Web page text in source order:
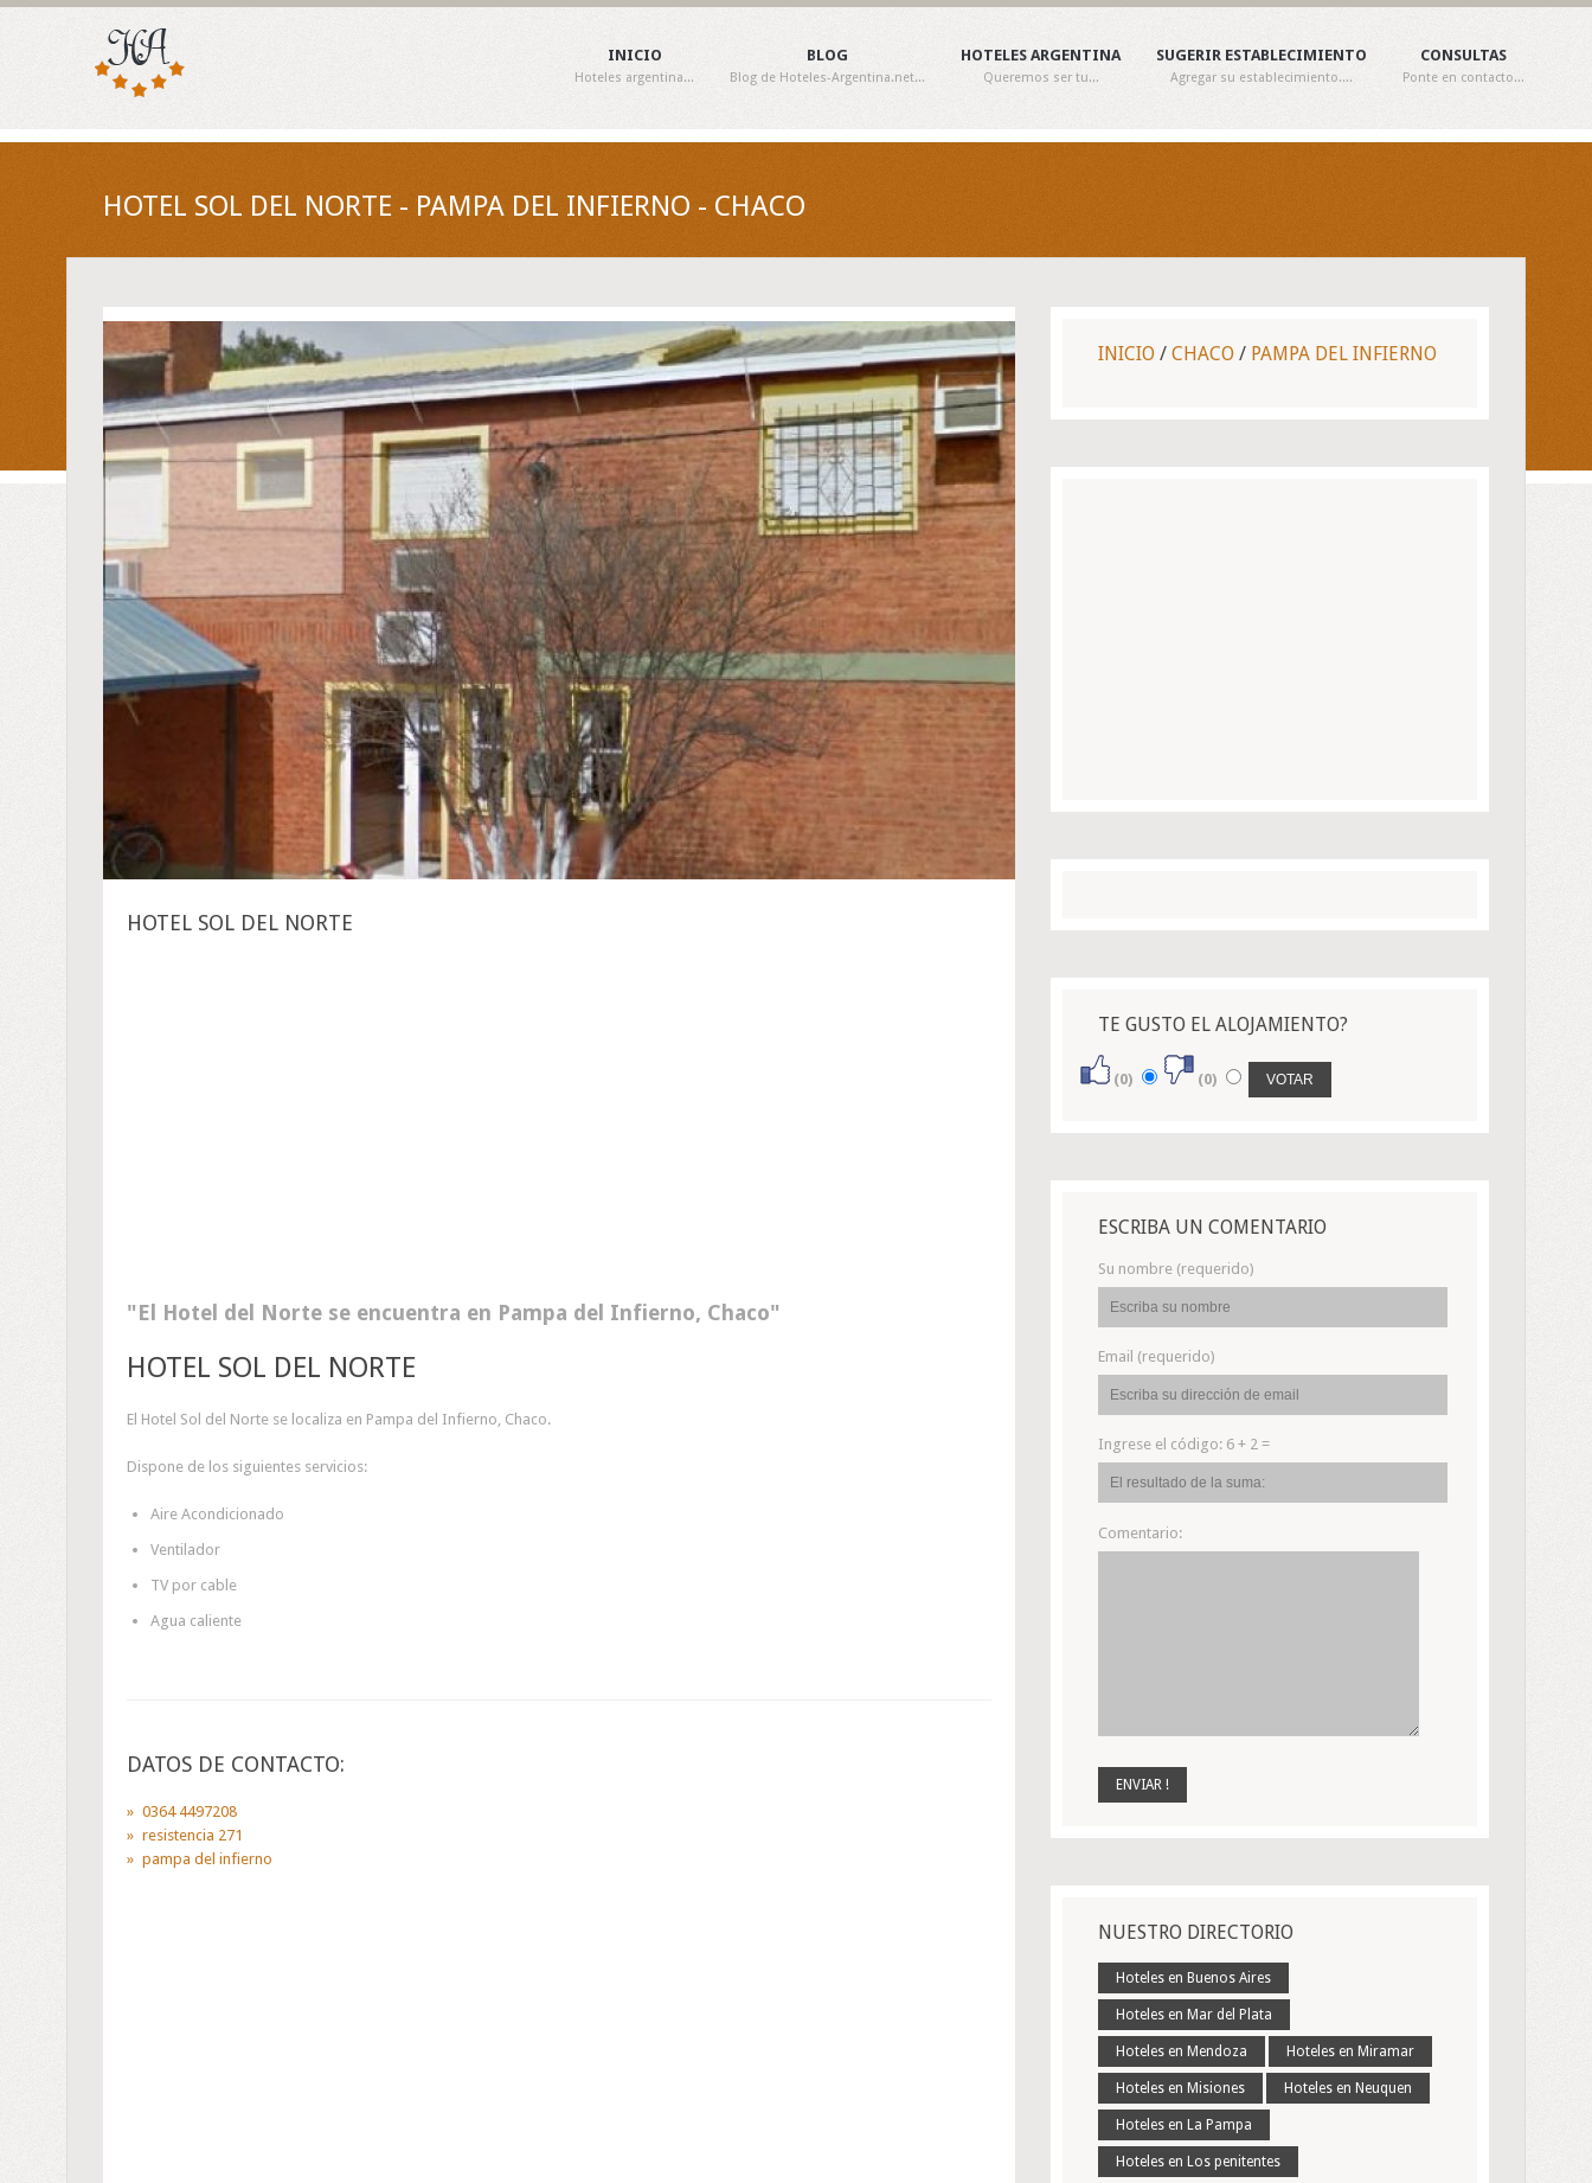
INICIO
Hoteles argentina...
BLOG
Blog de Hoteles-Argentina.net...
HOTELES ARGENTINA
Queremos ser tu...
SUGERIR ESTABLECIMIENTO
Agregar su establecimiento....
CONSULTAS
Ponte en contacto...
HOTEL SOL DEL NORTE - PAMPA DEL INFIERNO - CHACO
HOTEL SOL DEL NORTE
El Hotel del Norte se encuentra en Pampa del Infierno, Chaco
HOTEL SOL DEL NORTE
El Hotel Sol del Norte se localiza en Pampa del Infierno, Chaco.
Dispone de los siguientes servicios:
Aire Acondicionado
Ventilador
TV por cable
Agua caliente
DATOS DE CONTACTO:
0364 4497208
resistencia 271
pampa del infierno
INICIO / CHACO / PAMPA DEL INFIERNO
TE GUSTO EL ALOJAMIENTO?
(0) (0)
ESCRIBA UN COMENTARIO
Su nombre (requerido)
Email (requerido)
Ingrese el código: 6 + 2 =
Comentario:
NUESTRO DIRECTORIO
Hoteles en Buenos Aires
Hoteles en Mar del Plata
Hoteles en Mendoza Hoteles en Miramar
Hoteles en Misiones Hoteles en Neuquen
Hoteles en La Pampa
Hoteles en Los penitentes